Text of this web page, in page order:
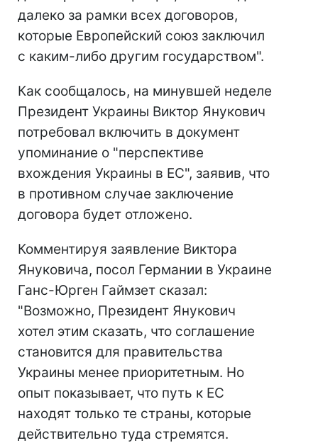
далеко за рамки всех договоров,
которые Европейский союз заключил
с каким-либо другим государством".
Как сообщалось, на минувшей неделе
Президент Украины Виктор Янукович
потребовал включить в документ
упоминание о "перспективе
вхождения Украины в ЕС", заявив, что
в противном случае заключение
договора будет отложено.
Комментируя заявление Виктора
Януковича, посол Германии в Украине
Ганс-Юрген Гаймзет сказал:
"Возможно, Президент Янукович
хотел этим сказать, что соглашение
становится для правительства
Украины менее приоритетным. Но
опыт показывает, что путь к ЕС
находят только те страны, которые
действительно туда стремятся.